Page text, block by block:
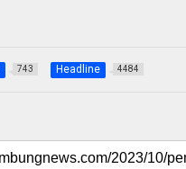
743 Headline 4484